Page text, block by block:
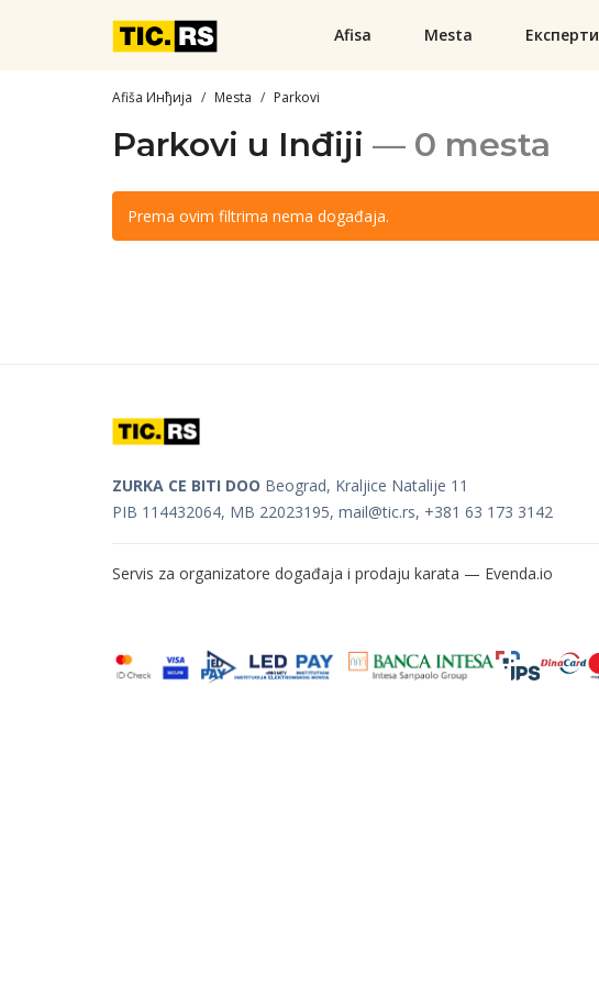
Afisa Mesta Експерти
Afiša Инђија Mesta Parkovi
Parkovi u Inđiji — 0 mesta
Prema ovim filtrima nema događaja.
ZURKA CE BITI DOO Beograd, Kraljice Natalije 11
PIB 114432064, MB 22023195, mail@tic.rs, +381 63 173 3142
Servis za organizatore događaja i prodaju karata — Evenda.io